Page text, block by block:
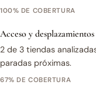
100% DE COBERTURA
Acceso y desplazamientos
2 de 3 tiendas
paradas próximas.
67% DE COBERTURA